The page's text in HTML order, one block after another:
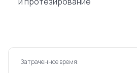
Затраченное время: